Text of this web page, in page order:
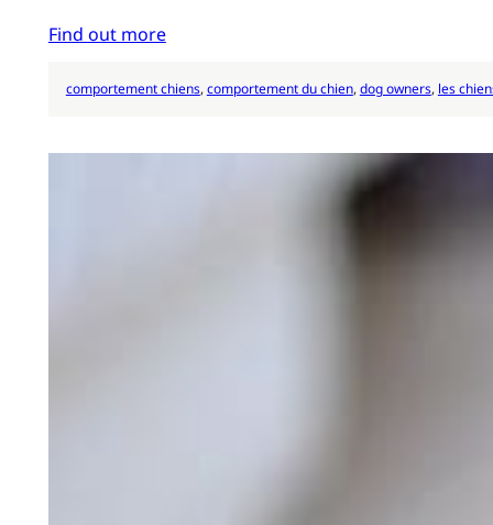
Find out more
comportement chiens, comportement du chien, dog owners, les